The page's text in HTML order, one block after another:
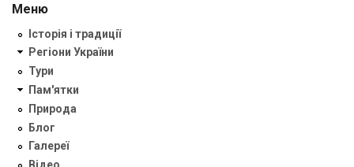
Меню
Історія і традиції
Регіони України
Тури
Пам'ятки
Природа
Блог
Галереї